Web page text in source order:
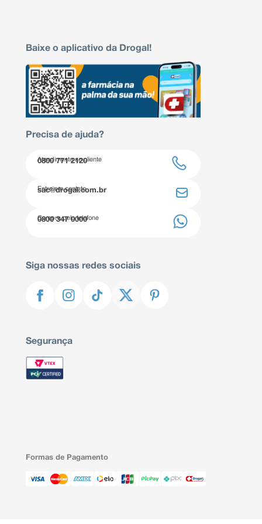
Baixe o aplicativo da Drogal!
Precisa de ajuda?
Atendimento ao cliente
0800 771 2120
Entre em contato
sac@drogal.com.br
Compre pelo telefone
0800 347 0000
Siga nossas redes sociais
Segurança
Formas de Pagamento